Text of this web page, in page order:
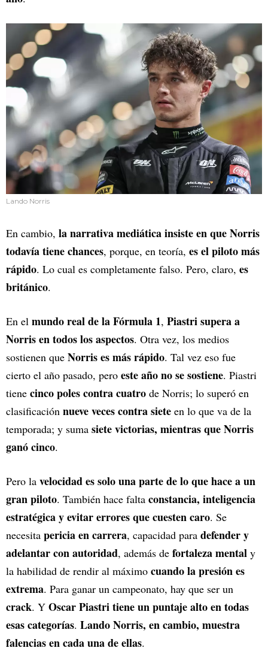
Lando Norris
En cambio, la narrativa mediática insiste en que Norris
todavía tiene chances, porque, en teoría, es el piloto más
rápido. Lo cual es completamente falso. Pero, claro, es
británico.
En el mundo real de la Fórmula 1, Piastri supera a
Norris en todos los aspectos. Otra vez, los medios
sostienen que Norris es más rápido. Tal vez eso fue
cierto el año pasado, pero este año no se sostiene. Piastri
tiene cinco poles contra cuatro de Norris; lo superó en
clasificación nueve veces contra siete en lo que va de la
temporada; y suma siete victorias, mientras que Norris
ganó cinco.
Pero la velocidad es solo una parte de lo que hace a un
gran piloto. También hace falta constancia, inteligencia
estratégica y evitar errores que cuesten caro. Se
necesita pericia en carrera, capacidad para defender y
adelantar con autoridad, además de fortaleza mental y
la habilidad de rendir al máximo cuando la presión es
extrema. Para ganar un campeonato, hay que ser un
crack. Y Oscar Piastri tiene un puntaje alto en todas
esas categorías. Lando Norris, en cambio, muestra
falencias en cada una de ellas.